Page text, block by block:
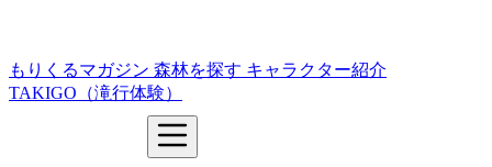
もりくるマガジン 森林を探す キャラクター紹介
TAKIGO（滝行体験）